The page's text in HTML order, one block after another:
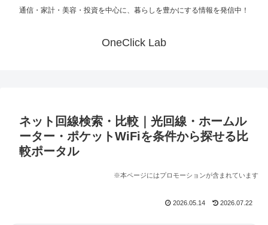
通信・家計・美容・投資を中心に、暮らしを豊かにする情報を発信中！
OneClick Lab
ネット回線検索・比較｜光回線・ホームル
ーター・ポケットWiFiを条件から探せる比
較ポータル
※本ページにはプロモーションが含まれています
2026.05.14 2026.07.22